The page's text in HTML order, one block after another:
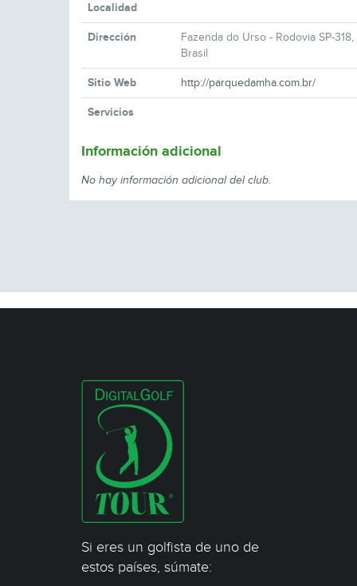
Localidad
Dirección
Fazenda do Urso - Rodovia SP-
Brasil
Sitio Web http://parquedamha.com.br/
Servicios
Información adicional
No hay información adicional del club.
Si eres un golfista de uno de
estos países, súmate: